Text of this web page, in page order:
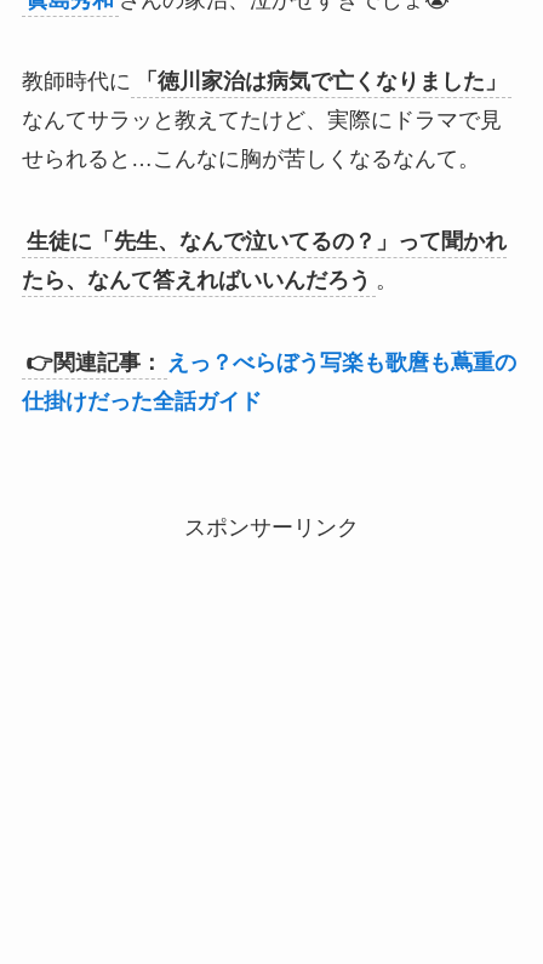
教師時代に
「徳川家治は病気で亡くなりました」
なんてサラッと教えてたけど、実際にドラマで見
せられると…こんなに胸が苦しくなるなんて。
生徒に「先生、なんで泣いてるの？」って聞かれ
たら、なんて答えればいいんだろう 。
👉関連記事：
えっ？べらぼう写楽も歌麿も蔦重の
仕掛けだった全話ガイド
スポンサーリンク